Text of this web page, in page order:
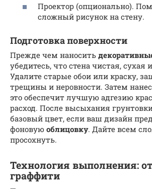
Проектор (опционально).
сложный рисунок на стену.
Подготовка поверхности
Прежде чем наносить
убедитесь, что стена чистая, сухая
Удалите старые обои или краску,
трещины и неровности. Затем
это обеспечит лучшую адгезию
расход. После высыхания
базовый цвет, если ваш дизайн
фоновую облицовку. Дайте всем
просохнуть.
Технология выполнения:
граффити